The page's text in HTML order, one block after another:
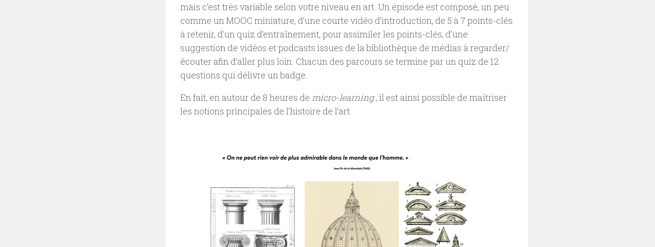
mais c’est très variable selon votre niveau en art. Un épisode est composé, un peu
comme un MOOC miniature, d’une courte vidéo d’introduction, de 5 à 7 points-clés
à retenir, d’un quiz d’entraînement, pour assimiler les points-clés, d’une
suggestion de vidéos et podcasts issues de la bibliothèque de médias à regarder/
écouter afin d’aller plus loin. Chacun des parcours se termine par un quiz de 12
questions qui délivre un badge.
En fait, en autour de 8 heures de micro-learning, il est ainsi possible de maîtriser
les notions principales de l’histoire de l’art.